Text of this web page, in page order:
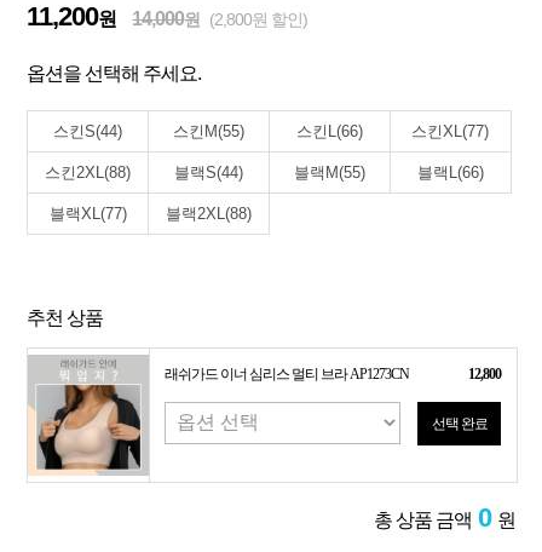
11,200원 14,000원 (2,800원 할인)
옵션을 선택해 주세요.
스킨S(44) 스킨M(55) 스킨L(66) 스킨XL(77)
스킨2XL(88) 블랙S(44) 블랙M(55) 블랙L(66)
블랙XL(77) 블랙2XL(88)
추천 상품
래쉬가드 이너 심리스 멀티 브라 AP1273CN 12,800
선택 완료
총 상품 금액 0 원